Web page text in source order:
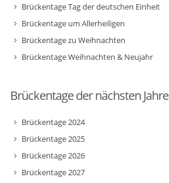
Brückentage Tag der deutschen Einheit
Brückentage um Allerheiligen
Brückentage zu Weihnachten
Brückentage Weihnachten & Neujahr
Brückentage der nächsten Jahre
Brückentage 2024
Brückentage 2025
Brückentage 2026
Brückentage 2027